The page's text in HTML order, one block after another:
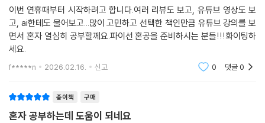
이번 연휴때부터 시작하려고 합니다.여러 리뷰도 보고, 유튜브 영상도 보
고, ai한테도 물어보고...많이 고민하고 선택한 책인만큼 유튜브 강의를 보
면서 혼자 열심히 공부할께요.파이선 혼공을 준비하시는 분들!!!화이팅하
세요.
f*****n 2026.02.16. 신고 0 댓글0
종이책 구매
혼자 공부하는데 도움이 되네요